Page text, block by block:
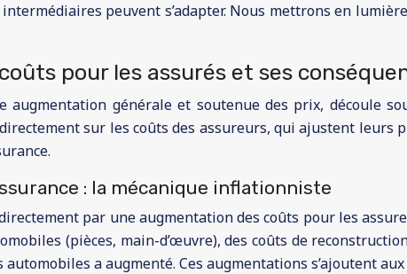
peuvent s’adapter. Nous mettrons en
pour les assurés et ses
augmentation générale et soutenue des prix, découle
sur les coûts des assureurs, qui ajustent
: la mécanique inflationniste
par une augmentation des coûts pour les
(pièces, main-d’œuvre), des coûts de
a augmenté. Ces augmentations s’ajoutent